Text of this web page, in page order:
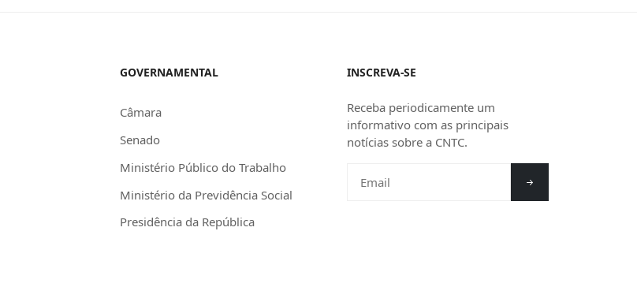
GOVERNAMENTAL
Câmara
Senado
Ministério Público do Trabalho
Ministério da Previdência Social
Presidência da República
INSCREVA-SE
Receba periodicamente um
informativo com as principais
notícias sobre a CNTC.